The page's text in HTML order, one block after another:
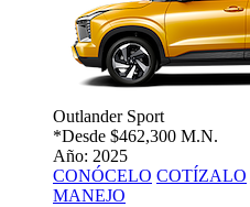
Outlander Sport
*Desde $462,300 M.N.
Año: 2025
CONÓCELO COTÍZALO
MANEJO